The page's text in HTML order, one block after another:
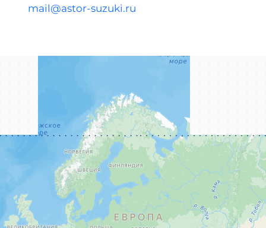
mail@astor-suzuki.ru